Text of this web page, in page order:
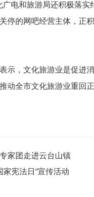
电和旅游局还积极落
停的网吧经营主体，正
，文化旅游业是促进
动全市文化旅游业重回正
家团走进云台山镇
家宪法日”宣传活动